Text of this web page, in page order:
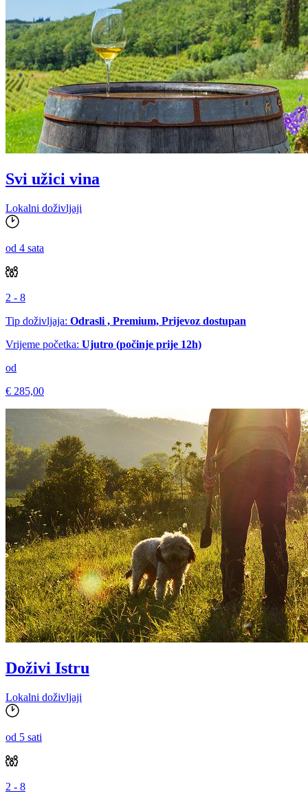
Svi užici vina
Lokalni doživljaji
od 4 sata
2 - 8
Tip doživljaja: Odrasli , Premium, Prijevoz dostupan
Vrijeme početka: Ujutro (počinje prije 12h)
od
€ 285,00
Doživi Istru
Lokalni doživljaji
od 5 sati
2 - 8